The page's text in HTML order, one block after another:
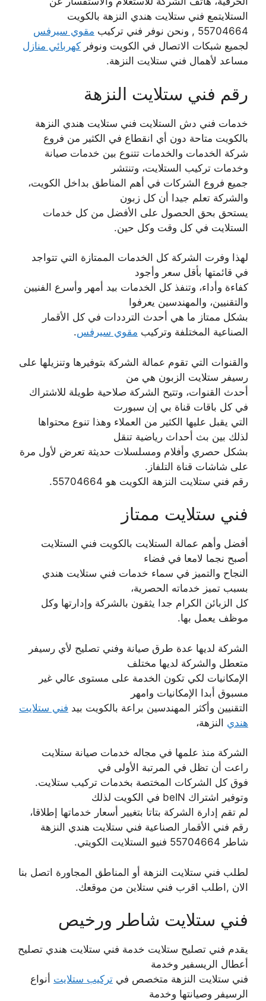
الستلايتمع فني ستلايت هندي النزهة بالكويت
55704664 , ونحن نوفر فني تركيب
مقوي سيرفس
لجميع شبكات الاتصال في الكويت ونوفر كهربائي منازل
مساعد لأهمال فني ستلايت النزهة.
رقم فني ستلايت النزهة
خدمات فني دش الستلايت فني ستلايت هندي النزهة
بالكويت متاحة دون أي انقطاع في الكثير من فروع
شركة الخدمات والخدمات تتنوع بين خدمات صيانة
وخدمات تركيب الستلايت، وتنتشر
جميع فروع الشركات في أهم المناطق بداخل الكويت،
والشركة تعلم جيدا أن كل زبون
يستحق بحق الحصول على الأفضل من كل خدمات
الستلايت في كل وقت وكل حين.
لهذا وفرت الشركة كل الخدمات الممتازة التي تتواجد
في قائمتها بأقل سعر وأجود
كفاءة وأداء، وتنفذ كل الخدمات بيد أمهر وأسرع الفنيين
والتقنيين، والمهندسين يعرفوا
بشكل ممتاز ما هي أحدث الترددات في كل الأقمار
الصناعية المختلفة وتركيب مقوي سيرفس.
والقنوات التي تقوم عمالة الشركة بتوفيرها وتنزيلها على
رسيفر ستلايت الزبون هي من
أحدث القنوات، وتتيح الشركة صلاحية طويلة للاشتراك
في كل باقات قناة بي إن سبورت
التي يقبل عليها الكثير من العملاء وهذا تنوع محتواها
لذلك بين بث أحداث رياضية تنقل
بشكل حصري وأفلام ومسلسلات حديثة تعرض لأول مرة
على شاشات قناة التلفاز.
رقم فني ستلايت النزهة الكويت هو 55704664.
فني ستلايت ممتاز
أفضل وأهم عمالة الستلايت بالكويت فني الستلايت
أصبح نجما لامعا في فضاء
النجاح والتميز في سماء خدمات فني ستلايت هندي
بسبب تميز خدماته الحصرية،
كل الزبائن الكرام جدا يثقون بالشركة وإدارتها وكل
موظف يعمل بها.
الشركة لديها عدة طرق صيانة وفني تصليح لأي رسيفر
متعطل والشركة لديها مختلف
الإمكانيات لكي تكون الخدمة على مستوى عالي غير
مسبوق أبدا الإمكانيات وامهر
التقنيين وأكثر المهندسين براعة بالكويت بيد فني ستلايت
هندي النزهة،
الشركة منذ علمها في مجاله خدمات صيانة ستلايت
راعت أن تظل في المرتبة الأولى في
فوق كل الشركات المختصة بخدمات تركيب ستلايت.
وتوفير اشتراك beIN في الكويت لذلك
لم تقم إدارة الشركة بتاتا بتغيير أسعار خدماتها إطلاقا،
رقم فني الأقمار الصناعية فني ستلايت هندي النزهة
شاطر 55704664 فنيو الستلايت الكويتي.
لطلب فني ستلايت النزهة أو المناطق المجاورة اتصل بنا
الان ,اطلب اقرب فني ستلاين من موقعك.
فني ستلايت شاطر ورخيص
يقدم فني تصليح ستلايت خدمة فني ستلايت هندي تصليح
أعطال الريسفير وخدمة
فني ستلايت النزهة متخصص في تركيب ستلايت أنواع
الرسيفر وصيانتها وخدمة